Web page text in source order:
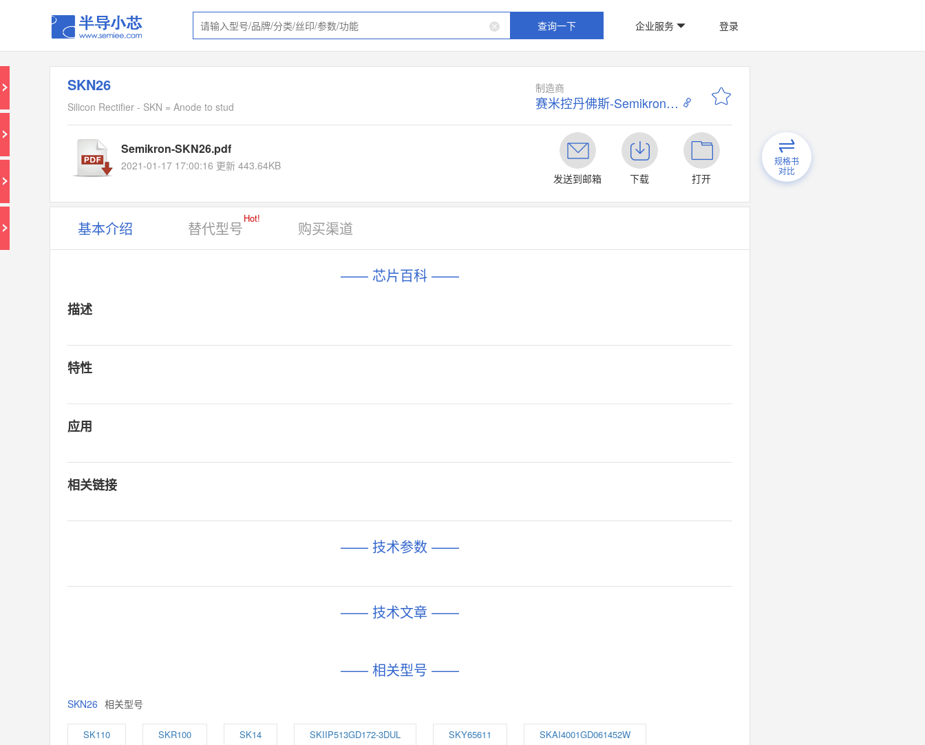
查询一下 企业服务 登录
SKN26
Silicon Rectifier - SKN = Anode to stud
制造商
赛米控丹佛斯-Semikron-DANFOSS
Semikron-SKN26.pdf
2021-01-17 17:00:16 更新 443.64KB
发送到邮箱
下载 打开
规格书
对比
基本介绍 替代型号
Hot!
购买渠道
—— 芯片百科 ——
描述
特性
应用
相关链接
—— 技术参数 ——
—— 技术文章 ——
—— 相关型号 ——
SKN26 相关型号
SK110 SKR100 SK14 SKIIP513GD172-3DUL SKY65611 SKAI4001GD061452W